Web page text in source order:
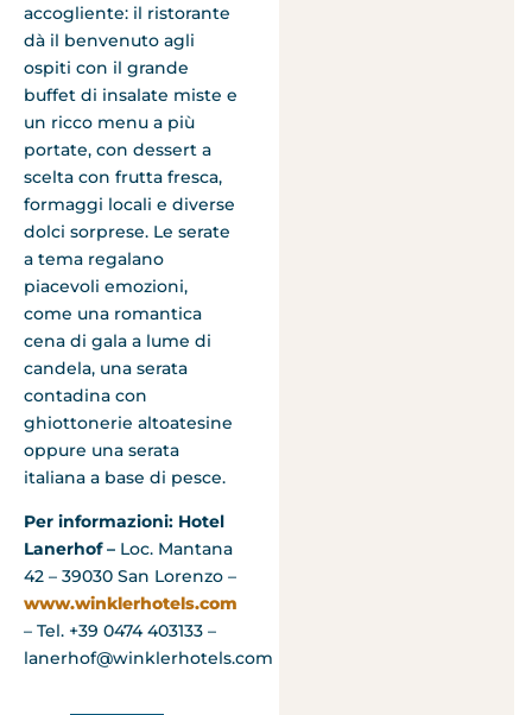
accogliente: il ristorante
dà il benvenuto agli
ospiti con il grande
buffet di insalate miste e
un ricco menu a più
portate, con dessert a
scelta con frutta fresca,
formaggi locali e diverse
dolci sorprese. Le serate
a tema regalano
piacevoli emozioni,
come una romantica
cena di gala a lume di
candela, una serata
contadina con
ghiottonerie altoatesine
oppure una serata
italiana a base di pesce.
Per informazioni: Hotel
Lanerhof – Loc. Mantana
42 – 39030 San Lorenzo –
www.winklerhotels.com
– Tel. +39 0474 403133 –
lanerhof@winklerhotels.com